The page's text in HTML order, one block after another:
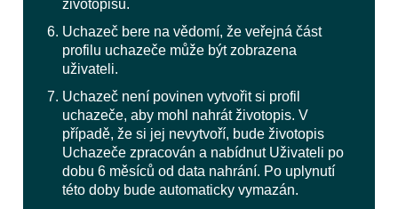
životopisu.
Uchazeč bere na vědomí, že veřejná část
profilu uchazeče může být zobrazena
uživateli.
Uchazeč není povinen vytvořit si profil
uchazeče, aby mohl nahrát životopis. V
případě, že si jej nevytvoří, bude životopis
Uchazeče zpracován a nabídnut Uživateli po
dobu 6 měsíců od data nahrání. Po uplynutí
této doby bude automaticky vymazán.